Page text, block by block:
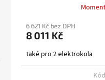
6 621 Kč bez DPH
8 011 Kč
také pro 2 elektrokola